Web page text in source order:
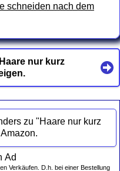
schneiden nach dem
nur kurz
zu "Haare nur kurz
" bei Amazon.
Verkäufen. D.h. bei einer Bestellung